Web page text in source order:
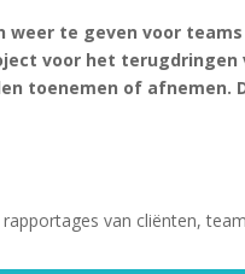
weer te geven voor
voor het
toenemen of
van cliënten,